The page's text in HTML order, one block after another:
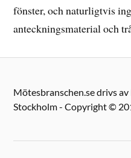
fönster, och naturligtvis
anteckningsmaterial och
Mötesbranschen.se drivs
Stockholm - Copyright ©